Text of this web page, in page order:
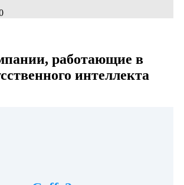
работающие в
интеллекта